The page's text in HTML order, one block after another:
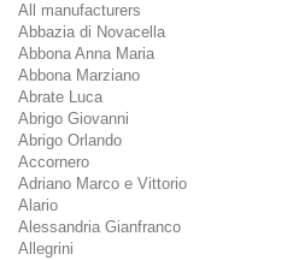
All manufacturers
Abbazia di Novacella
Abbona Anna Maria
Abbona Marziano
Abrate Luca
Abrigo Giovanni
Abrigo Orlando
Accornero
Adriano Marco e Vittorio
Alario
Alessandria Gianfranco
Allegrini